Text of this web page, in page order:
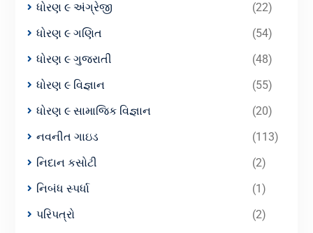
ધોરણ ૯ અંગ્રેજી
(22)
ધોરણ ૯ ગણિત
(54)
ધોરણ ૯ ગુજરાતી
(48)
ધોરણ ૯ વિજ્ઞાન
(55)
ધોરણ ૯ સામાજિક વિજ્ઞાન
(20)
નવનીત ગાઇડ
(113)
નિદાન કસોટી
(2)
નિબંધ સ્પર્ધા
(1)
પરિપત્રો
(2)